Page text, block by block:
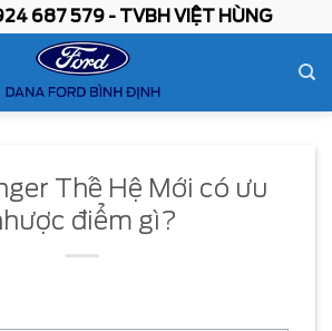
687 579 - TVBH VIỆT HÙNG
Thế Hệ Mới có ưu
điểm gì?